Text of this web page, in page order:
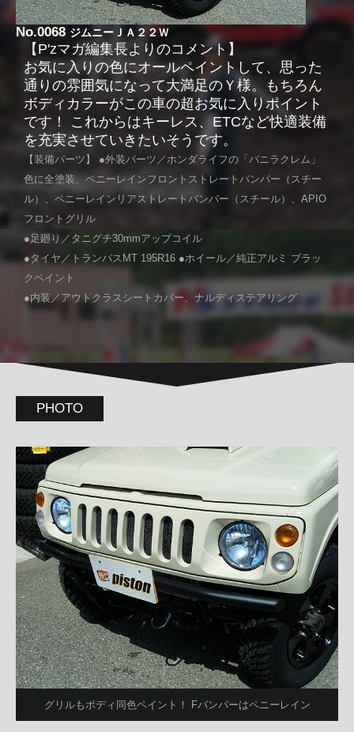
No.0068 ジムニーＪＡ２２Ｗ
【P'zマガ編集長よりのコメント】
お気に入りの色にオールペイントして、思った
通りの雰囲気になって大満足のＹ様。もちろん
ボディカラーがこの車の超お気に入りポイント
です！ これからはキーレス、ETCなど快適装備
を充実させていきたいそうです。
【装備パーツ】 ●外装パーツ／ホンダライフの「バニラクレム」
色に全塗装、ペニーレインフロントストレートバンパー（スチー
ル）、ペニーレインリアストレートバンパー（スチール）、APIO
フロントグリル
●足廻り／タニグチ30mmアップコイル
●タイヤ／トランパスMT 195R16 ●ホイール／純正アルミ ブラッ
クペイント
●内装／アウトクラスシートカバー、ナルディステアリング
PHOTO
グリルもボディ同色ペイント！ Fバンパーはペニーレイン